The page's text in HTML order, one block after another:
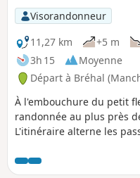
Visorandonneur
11,27 km
+5 m
3h 15
Moyenne
Départ à Bréhal
À l'embouchure du petit
randonnée au plus près
L'itinéraire alterne les
plage.